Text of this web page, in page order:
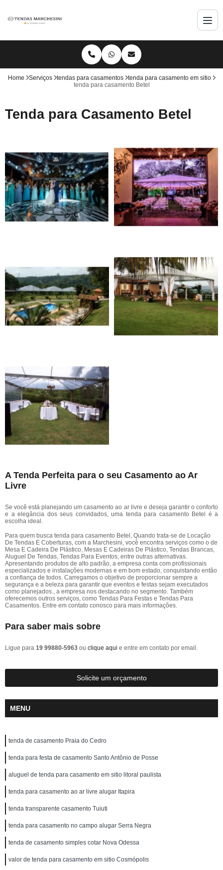
Home Serviços tendas para casamentos
tenda para casamento em sitio
tenda para casamento Betel
Tenda para Casamento Betel
A Tenda Perfeita para o seu Casamento ao Ar
Livre
Se você está planejando um casamento ao ar livre e deseja garantir o conforto
e a elegância dos seus convidados, uma tenda para casamento Betel é a
escolha ideal.
Para quem busca tenda para casamento Betel, Quando trata-se de Locação
De Tendas E Coberturas, com a Marchesini, você encontra serviços como o de
Mesa E Cadeira De Plástico, Mesas E Cadeiras De Plástico, Tendas Brancas,
Aluguel De Tendas, Tendas Para Eventos, entre outras alternativas.
Apresentando produtos de alto padrão, a empresa conta com profissionais
especializados e instalações modernas e em bom estado, conquistando então
a confiança de todos. Carregamos o objetivo de proporcionar sempre a
segurança e a beleza para garantir que eventos e festas sejam executados
como planejados., a empresa nos destacando no segmento. Também
oferecemos outros serviços, como Tendas Para Festas e Tendas Para
Casamentos. Entre em contato conosco para mais informações.
Para saber mais sobre
Ligue para 19 99880-5963 ou clique aqui e entre em contato por email.
Solicite um orçamento
MENU
tenda de casamento Praia do Cedro
tenda para festa de casamento Santo Antônio de Posse
aluguel de tenda para casamento em sitio litoral paulista
tenda para casamento ao ar livre alugar Itapira
tenda transparente casamento Tuiuti
tenda para casamento no campo alugar Serra Negra
tenda de casamento simples cotar Nova Odessa
valor de tenda para casamento em sitio Cosmópolis